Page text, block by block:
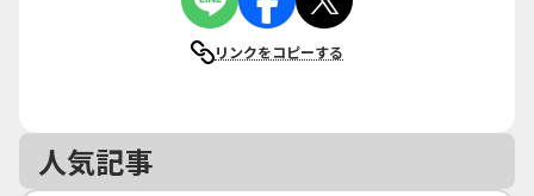
リンクをコピーする
人気記事